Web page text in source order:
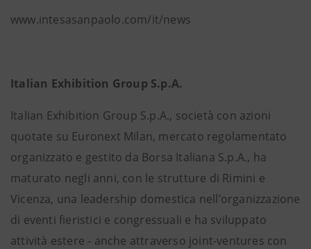
www.intesasanpaolo.com/it/news
Italian Exhibition Group S.p.A.
Italian Exhibition Group S.p.A., società con azioni
quotate su Euronext Milan, mercato regolamentato
organizzato e gestito da Borsa Italiana S.p.A., ha
maturato negli anni, con le strutture di Rimini e
Vicenza, una leadership domestica nell’organizzazione
di eventi fieristici e congressuali e ha sviluppato
attività estere - anche attraverso joint-ventures con